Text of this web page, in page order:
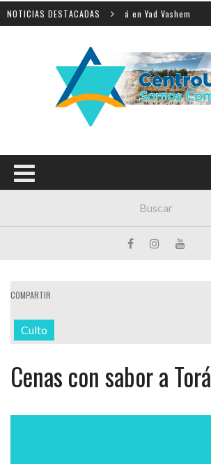
NOTICIAS DESTACADAS
de la Shoá en Yad Vashem
COMPARTIR
Culto
Cenas con sabor a Torá